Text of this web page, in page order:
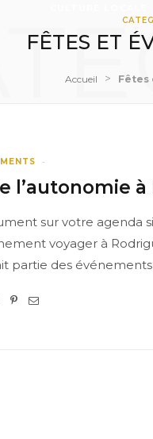
FÊTES ET
Accueil > Fêtes
l’autonomie
sur votre agenda
voyager à
partie des